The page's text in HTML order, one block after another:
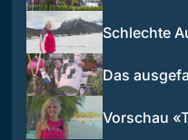
Schlechte
Das
Vorschau